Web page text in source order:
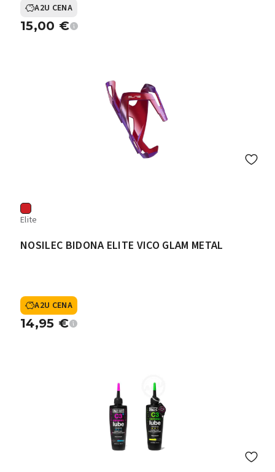
A2U CENA
15,00 €
Elite
NOSILEC BIDONA ELITE VICO GLAM METAL
A2U CENA
14,95 €